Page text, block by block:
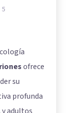
5
ofrece
su
profunda